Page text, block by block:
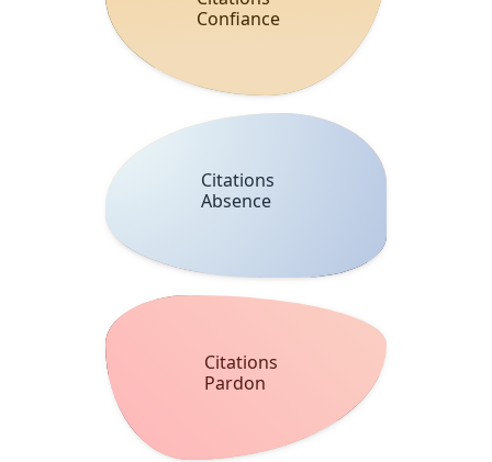
Confiance
Citations
Absence
Citations
Pardon